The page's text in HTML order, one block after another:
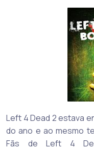
Left 4 Dead 2 estava
do ano e ao mesmo
Fãs de Left 4